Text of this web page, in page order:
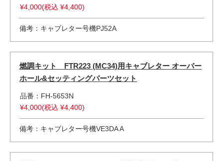
¥4,000(税込 ¥4,400)
備考：キャブレター号機PJ52A
燃調キット FTR223 (MC34)用キャブレター オーバー
ホール&セッティングパーツセット
品番：FH-5653N
¥4,000(税込 ¥4,400)
備考：キャブレター号機VE3DA A